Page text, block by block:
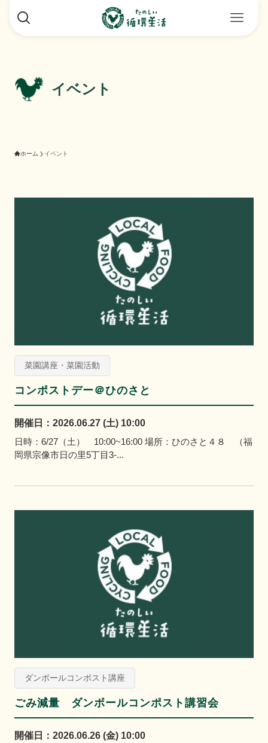
イベント
ホーム イベント
菜園講座・菜園活動
コンポストデー＠ひのさと
開催日：2026.06.27 (土) 10:00
日時：6/27（土） 10:00~16:00 場所：ひのさと４８ （福
岡県宗像市日の里5丁目3-...
ダンボールコンポスト講座
ごみ減量 ダンボールコンポスト講習会
開催日：2026.06.26 (金) 10:00